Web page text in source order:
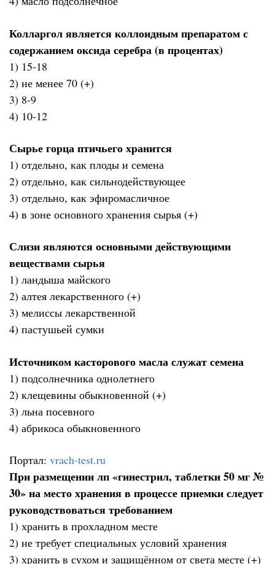
Колларгол является коллоидным препаратом с
содержанием оксида серебра (в процентах)
1) 15-18
2) не менее 70 (+)
3) 8-9
4) 10-12
Сырье горца птичьего хранится
1) отдельно, как плоды и семена
2) отдельно, как сильнодействующее
3) отдельно, как эфиромасличное
4) в зоне основного хранения сырья (+)
Слизи являются основными действующими
веществами сырья
1) ландыша майского
2) алтея лекарственного (+)
3) мелиссы лекарственной
4) пастушьей сумки
Источником касторового масла служат семена
1) подсолнечника однолетнего
2) клещевины обыкновенной (+)
3) льна посевного
4) абрикоса обыкновенного
Портал: vrach-test.ru
При размещении лп «гинестрил, таблетки 50 мг №
30» на место хранения в процессе приемки следует
руководствоваться требованием
1) хранить в прохладном месте
2) не требует специальных условий хранения
3) хранить в сухом и защищённом от света месте (+)